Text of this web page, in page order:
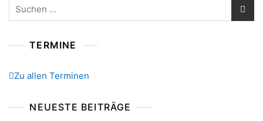
TERMINE
Zu allen Terminen
NEUESTE BEITRÄGE